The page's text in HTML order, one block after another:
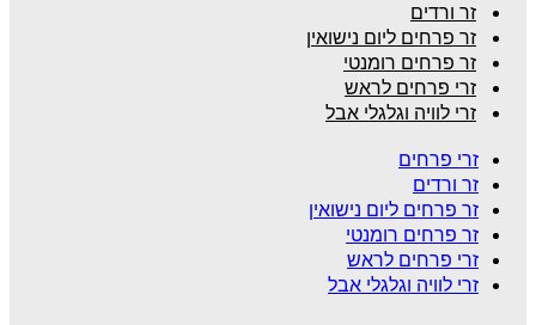
זר ורדים
זר פרחים ליום נישואין
זר פרחים רומנטי
זרי פרחים לראש
זרי לוויה וגלגלי אבל
זרי פרחים
זר ורדים
זר פרחים ליום נישואין
זר פרחים רומנטי
זרי פרחים לראש
זרי לוויה וגלגלי אבל